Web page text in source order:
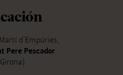
d'Empúries,
Pere Pescador